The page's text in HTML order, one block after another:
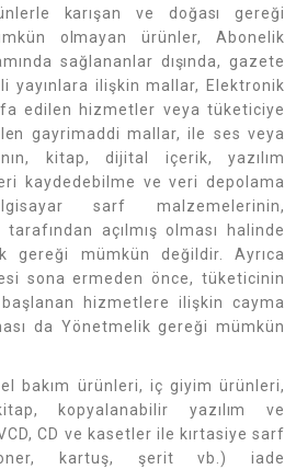
karışan ve doğası gereği
olmayan ürünler, Abonelik
sağlananlar dışında, gazete
yayınlara ilişkin mallar, Elektronik
edilen hizmetler veya tüketiciye
gayrimaddi mallar, ile ses veya
kitap, dijital içerik, yazılım
kaydedebilme ve veri depolama
sarf malzemelerinin,
tarafından açılmış olması halinde
gereği mümkün değildir. Ayrıca
sona ermeden önce, tüketicinin
hizmetlere ilişkin cayma
da Yönetmelik gereği mümkün
bakım ürünleri, iç giyim ürünleri,
kopyalanabilir yazılım ve
CD ve kasetler ile kırtasiye sarf
kartuş, şerit vb.) iade